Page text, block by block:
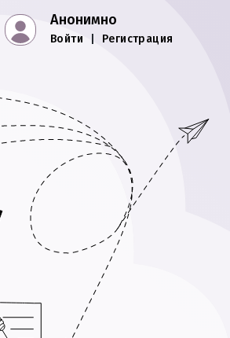
Анонимно
Войти Регистрация